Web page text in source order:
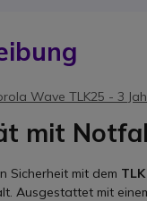
Wave TLK25 - 3
mit
Sicherheit mit dem
Ausgestattet mit